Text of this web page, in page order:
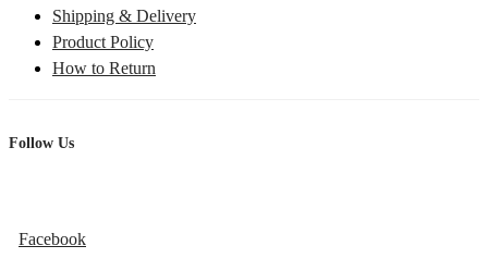
Shipping & Delivery
Product Policy
How to Return
Follow Us
Facebook